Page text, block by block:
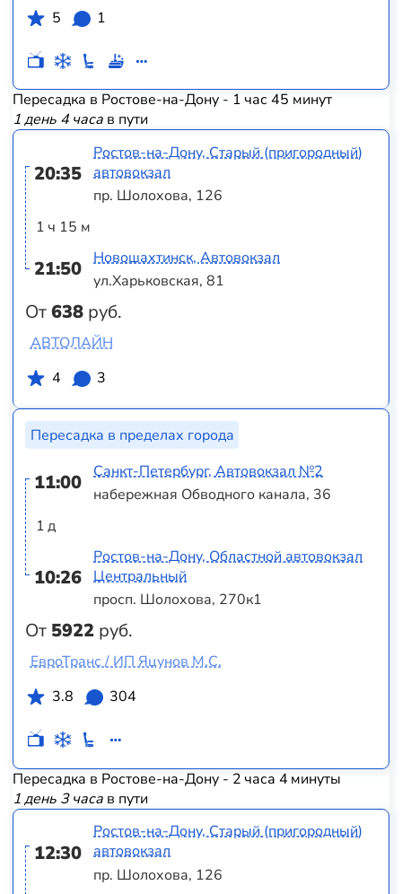
5
1
Пересадка в Ростове-на-Дону - 1 час 45 минут
1 день 4 часав пути
20:35
1 ч 15 м
21:50
От638 руб.
Ростов-на-Дону, Старый (пригородный)
автовокзал
пр. Шолохова, 126
Новошахтинск, Автовокзал
ул.Харьковская, 81
АВТОЛАЙН
4
3
Пересадка в пределах города
11:00
1 д
10:26
От 5922 руб.
Санкт-Петербург, Автовокзал №2
набережная Обводного канала, 36
Ростов-на-Дону, Областной автовокзал
Центральный
просп. Шолохова, 270к1
ЕвроТранс / ИП Яцунов М.С.
3.8
304
Пересадка в Ростове-на-Дону - 2 часа 4 минуты
1 день 3 часав пути
12:30
Ростов-на-Дону, Старый (пригородный)
автовокзал
пр. Шолохова, 126